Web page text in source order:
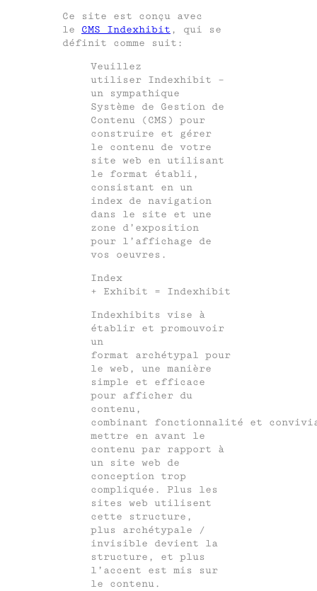
Ce site est conçu avec
le CMS Indexhibit , qui se
définit comme suit:
Veuillez
utiliser Indexhibit –
un sympathique
Système de Gestion de
Contenu (CMS) pour
construire et gérer
le contenu de votre
site web en utilisant
le format établi,
consistant en un
index de navigation
dans le site et une
zone d’exposition
pour l’affichage de
vos oeuvres.
Index
+ Exhibit = Indexhibit
Indexhibits vise à
établir et promouvoir
un
format archétypal pour
le web, une manière
simple et efficace
pour afficher du
contenu,
combinant fonctionnalité et
mettre en avant le
contenu par rapport à
un site web de
conception trop
compliquée. Plus les
sites web utilisent
cette structure,
plus archétypale /
invisible devient la
structure, et plus
l’accent est mis sur
le contenu.